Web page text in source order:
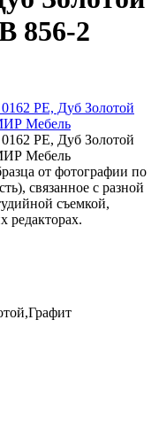
856-2
от фотографии по
связанное с разной
съемкой,
редакторах.